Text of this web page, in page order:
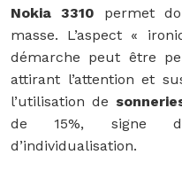
Nokia 3310 permet
masse. L’aspect «
démarche peut être
attirant l’attention et
l’utilisation de
de 15%, signe
d’individualisation.